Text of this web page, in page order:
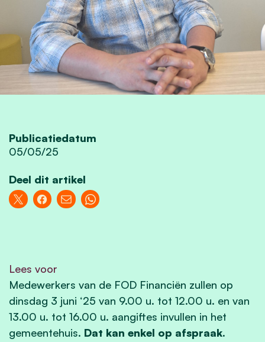
Publicatiedatum
05/05/25
Deel dit artikel
Lees voor
Medewerkers van de FOD Financiën zullen op
dinsdag 3 juni ‘25 van 9.00 u. tot 12.00 u. en van
13.00 u. tot 16.00 u. aangiftes invullen in het
gemeentehuis. Dat kan enkel op afspraak.